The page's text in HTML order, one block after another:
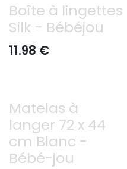
Boîte à lingettes
Silk - Bébéjou
11.98 €
Matelas à
langer 72 x 44
cm Blanc -
Bébé-jou